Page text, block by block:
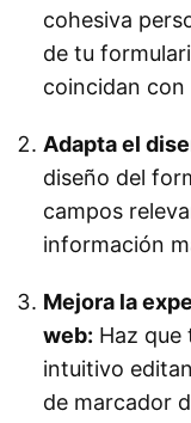
cohesiva
de tu
coincidan con
Adapta el
diseño del
campos
información
Mejora la
web: Haz
intuitivo
de marcador